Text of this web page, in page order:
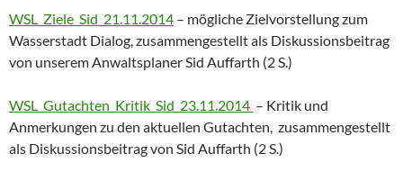
WSL_Ziele_Sid_21.11.2014 – mögliche Zielvorstellung zum
Wasserstadt Dialog, zusammengestellt als Diskussionsbeitrag
von unserem Anwaltsplaner Sid Auffarth (2 S.)
WSL_Gutachten_Kritik_Sid_23.11.2014 – Kritik und
Anmerkungen zu den aktuellen Gutachten, zusammengestellt
als Diskussionsbeitrag von Sid Auffarth (2 S.)